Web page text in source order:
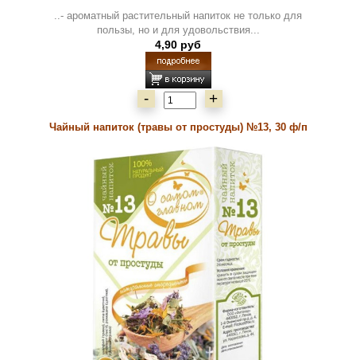
..- ароматный растительный напиток не только для
пользы, но и для удовольствия...
4,90 руб
- +
Чайный напиток (травы от простуды) №13, 30 ф/п